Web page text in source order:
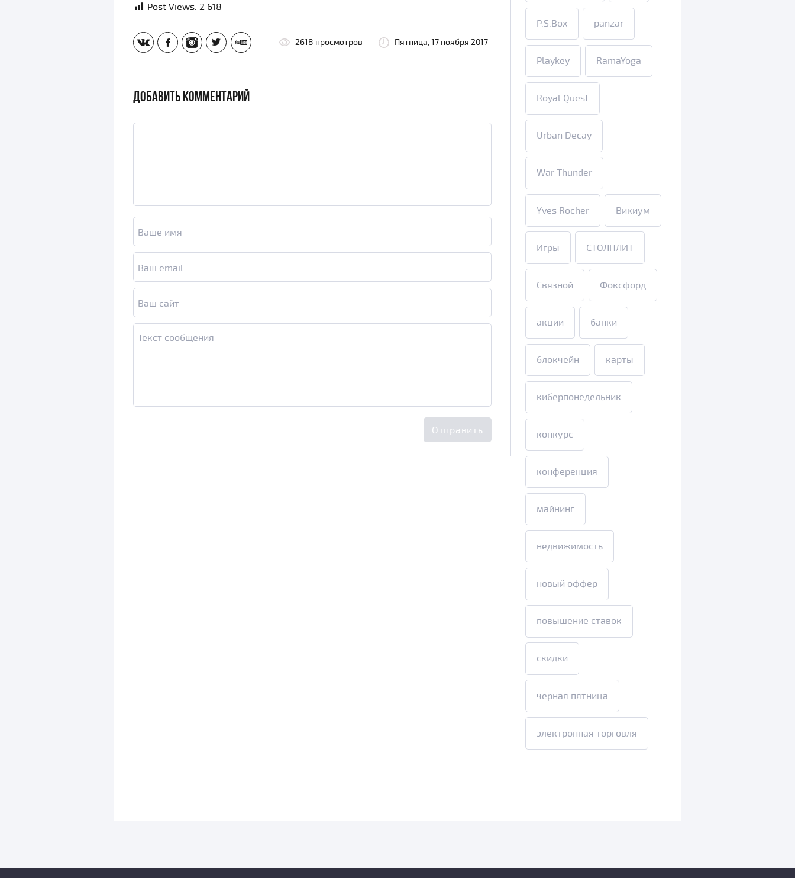
Post Views: 2 618
vk fb inst tw yt 2618 просмотров Пятница, 17 ноября 2017
ДОБАВИТЬ КОММЕНТАРИЙ
P.S.Box panzar
Playkey RamaYoga
Royal Quest
Urban Decay
War Thunder
Yves Rocher Викиум
Игры СТОЛПЛИТ
Связной Фоксфорд
акции банки
блокчейн карты
киберпонедельник
конкурс
конференция
майнинг
недвижимость
новый оффер
повышение ставок
скидки
черная пятница
электронная торговля